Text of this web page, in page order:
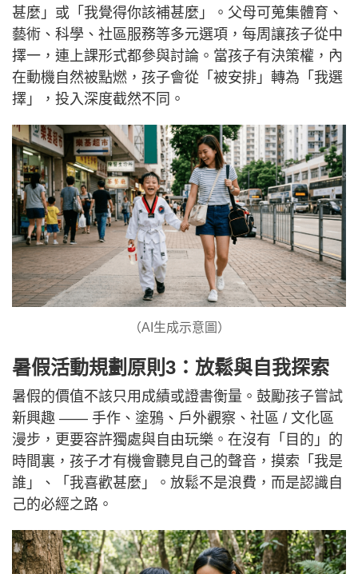
甚麼」或「我覺得你該補甚麼」。父母可蒐集體育、
藝術、科學、社區服務等多元選項，每周讓孩子從中
擇一，連上課形式都參與討論。當孩子有決策權，內
在動機自然被點燃，孩子會從「被安排」轉為「我選
擇」，投入深度截然不同。
（AI生成示意圖）
暑假活動規劃原則3：放鬆與自我探索
暑假的價值不該只用成績或證書衡量。鼓勵孩子嘗試
新興趣 —— 手作、塗鴉、戶外觀察、社區 / 文化區
漫步，更要容許獨處與自由玩樂。在沒有「目的」的
時間裏，孩子才有機會聽見自己的聲音，摸索「我是
誰」、「我喜歡甚麼」。放鬆不是浪費，而是認識自
己的必經之路。